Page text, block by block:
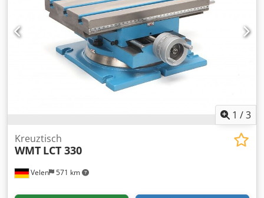
1 /3
Velen 571 km
Kreuztisch
WMT LCT 330